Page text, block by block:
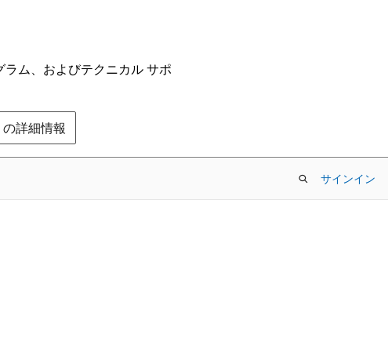
ム、およびテクニカル サポ
詳細情報
サインイン